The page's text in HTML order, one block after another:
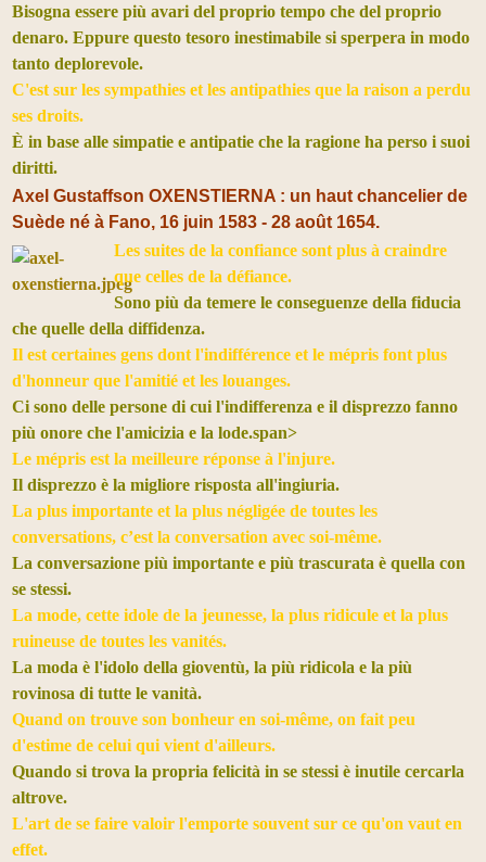
Bisogna essere più avari del proprio tempo che del proprio
denaro. Eppure questo tesoro inestimabile si sperpera in modo
tanto deplorevole.
C'est sur les sympathies et les antipathies que la raison a perdu
ses droits.
È in base alle simpatie e antipatie che la ragione ha perso i suoi
diritti.
Axel Gustaffson OXENSTIERNA : un haut chancelier de
Suède né à Fano, 16 juin 1583 - 28 août 1654.
Les suites de la confiance sont plus à craindre
que celles de la défiance.
Sono più da temere le conseguenze della fiducia
che quelle della diffidenza.
Il est certaines gens dont l'indifférence et le mépris font plus
d'honneur que l'amitié et les louanges.
Ci sono delle persone di cui l'indifferenza e il disprezzo fanno
più onore che l'amicizia e la lode.span>
Le mépris est la meilleure réponse à l'injure.
Il disprezzo è la migliore risposta all'ingiuria.
La plus importante et la plus négligée de toutes les
conversations, c’est la conversation avec soi-même.
La conversazione più importante e più trascurata è quella con
se stessi.
La mode, cette idole de la jeunesse, la plus ridicule et la plus
ruineuse de toutes les vanités.
La moda è l'idolo della gioventù, la più ridicola e la più
rovinosa di tutte le vanità.
Quand on trouve son bonheur en soi-même, on fait peu
d'estime de celui qui vient d'ailleurs.
Quando si trova la propria felicità in se stessi è inutile cercarla
altrove.
L'art de se faire valoir l'emporte souvent sur ce qu'on vaut en
effet.